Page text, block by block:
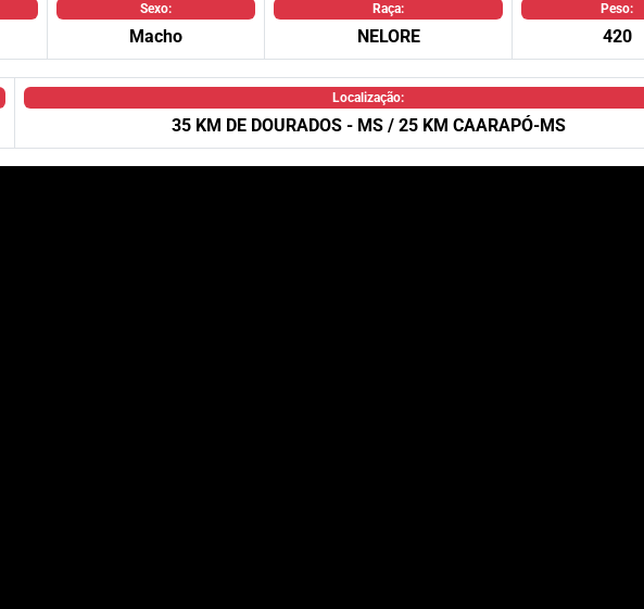
Sexo:
Macho
Raça:
NELORE
Peso:
420
Localização:
35 KM DE DOURADOS - MS / 25 KM CAARAPÓ-MS